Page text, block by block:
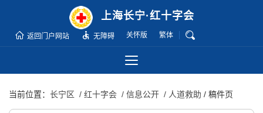
上海长宁·红十字会
返回门户网站 无障碍 关怀版 繁体
当前位置： 长宁区 / 红十字会 / 信息公开 / 人道救助 / 稿件页